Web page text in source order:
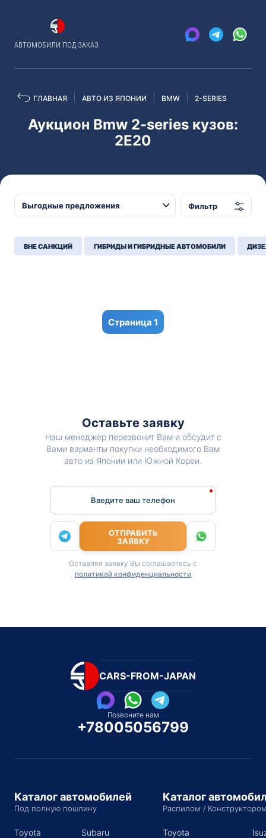
АВТОМОБИЛИ ПОД ЗАКАЗ
ГЛАВНАЯ АВТО ИЗ ЯПОНИИ BMW 2-SERIES
Аукцион Bmw 2-series кузов:
2E20
Фильтр
ВНЕ САНКЦИЙ ГИБРИДЫ И ГИБРИДНЫЕ АВТОМОБИЛИ
1
Оставьте заявку
Наш менеджер перезвонит Вам и обсудит с
Вами варианты покупки необходимого Вам
авто из Японии или Южной Кореи.
Введите ваш телефон
ОТПРАВИТЬ
ЗАЯВКУ
Оставляя заявку Вы соглашаетесь с
политикой конфиденциальности
CARS-FROM-JAPAN
Позвоните нам
+78005056799
Каталог автомобилей
Под полную пошлину
Toyota
Subaru
Каталог
Распилом /
Toyota